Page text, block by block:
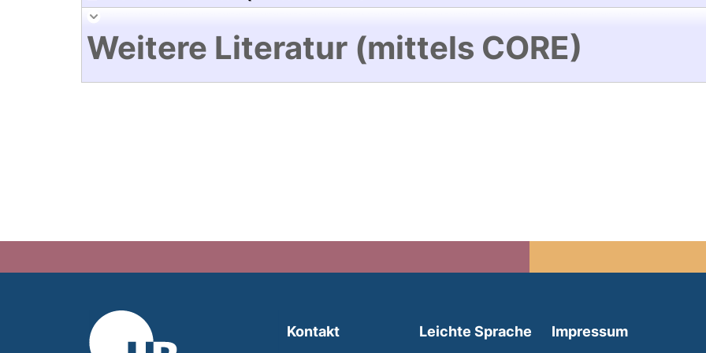
Weitere Literatur (mittels CORE)
Kontakt Leichte Sprache (external link, opens in a
Impressum